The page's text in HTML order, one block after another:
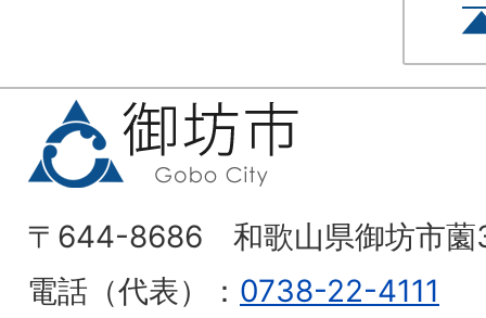
〒644-8686 和歌山県御坊市薗
電話（代表）： 0738-22-4111